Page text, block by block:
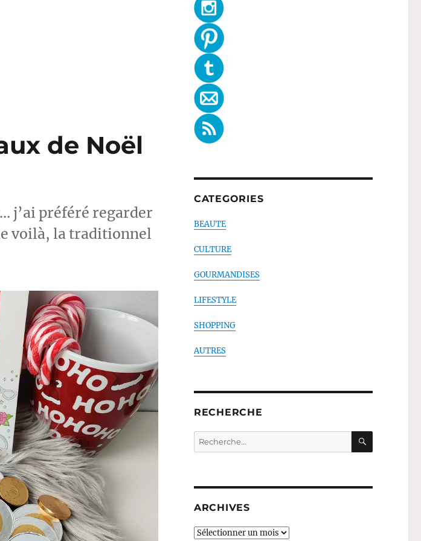
festif avec Kiko et Zoeva »
de Noël
j’ai préféré regarder
voilà, la traditionnel
CATEGORIES
BEAUTE
CULTURE
GOURMANDISES
LIFESTYLE
SHOPPING
AUTRES
RECHERCHE
Recherche
pour :
ARCHIVES
ARCHIVES